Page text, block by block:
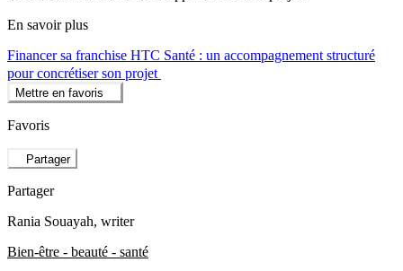
En savoir plus
Financer sa franchise HTC Santé : un accompagnement structuré
pour concrétiser son projet
Mettre en favoris
Favoris
Partager
Partager
Rania Souayah, writer
Bien-être - beauté - santé